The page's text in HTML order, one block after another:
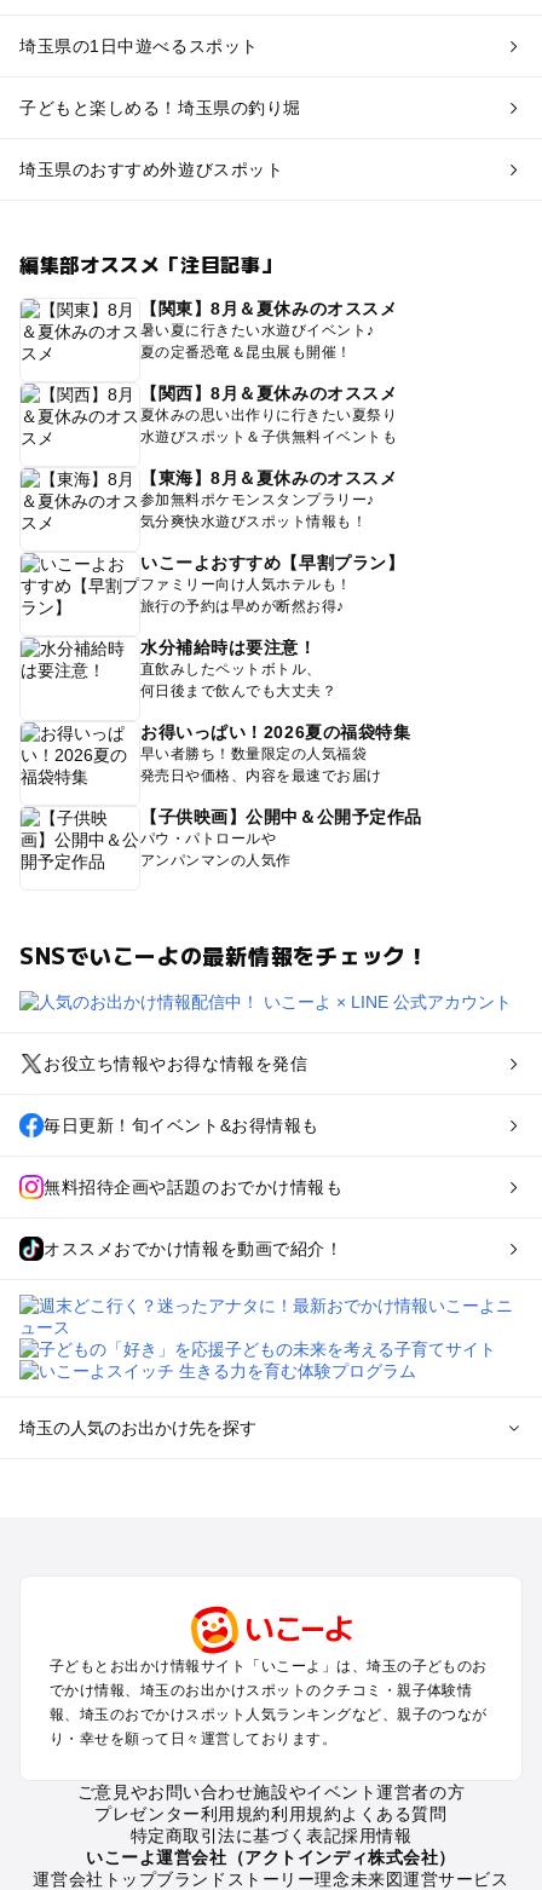
埼玉県の1日中遊べるスポット
子どもと楽しめる！埼玉県の釣り堀
埼玉県のおすすめ外遊びスポット
編集部オススメ「注目記事」
【関東】8月＆夏休みのオススメ
暑い夏に行きたい水遊びイベント♪
夏の定番恐竜＆昆虫展も開催！
【関西】8月＆夏休みのオススメ
夏休みの思い出作りに行きたい夏祭り
水遊びスポット＆子供無料イベントも
【東海】8月＆夏休みのオススメ
参加無料ポケモンスタンプラリー♪
気分爽快水遊びスポット情報も！
いこーよおすすめ【早割プラン】
ファミリー向け人気ホテルも！
旅行の予約は早めが断然お得♪
水分補給時は要注意！
直飲みしたペットボトル、
何日後まで飲んでも大丈夫？
お得いっぱい！2026夏の福袋特集
早い者勝ち！数量限定の人気福袋
発売日や価格、内容を最速でお届け
【子供映画】公開中＆公開予定作品
パウ・パトロールや
アンパンマンの人気作
SNSでいこーよの最新情報をチェック！
お役立ち情報やお得な情報を発信
毎日更新！旬イベント&お得情報も
無料招待企画や話題のおでかけ情報も
オススメおでかけ情報を動画で紹介！
埼玉の人気のお出かけ先を探す
秩父・長瀞のプールお出かけ
川口・戸田・和光・朝霞のプールお出かけ
飯能・坂戸・東松山・日高のプールお出かけ
久喜・行田・加須・羽生のプールお出かけ
熊谷・太田・足利・古河のプールお出かけ
埼玉の定番お出かけスポット
埼玉の遊園地
埼玉の動物園
子どもとお出かけ情報サイト「いこーよ」は、埼玉の子どものお
でかけ情報、埼玉のお出かけスポットのクチコミ・親子体験情
報、埼玉のおでかけスポット人気ランキングなど、親子のつなが
り・幸せを願って日々運営しております。
ご意見やお問い合わせ施設やイベント運営者の方
プレゼンター利用規約利用規約よくある質問
特定商取引法に基づく表記採用情報
いこーよ運営会社（アクトインディ株式会社）
運営会社トップブランドストーリー理念未来図運営サービス